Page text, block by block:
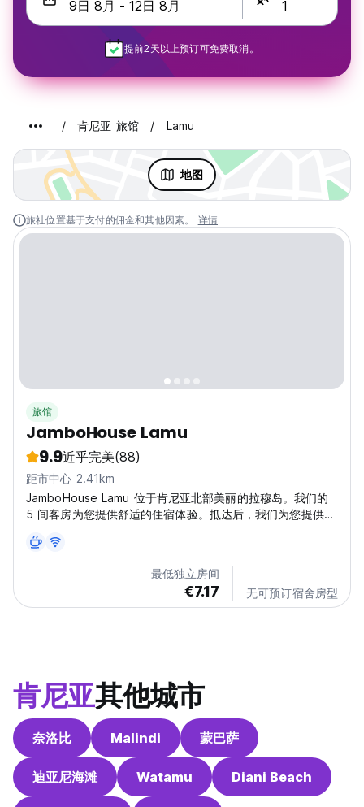
提前2天以上预订可免费取消。
肯尼亚 旅馆 Lamu
地图
旅社位置基于支付的佣金和其他因素。 详情
旅馆
JamboHouse Lamu
9.9近乎完美(88)
距市中心 2.41km
JamboHouse Lamu 位于肯尼亚北部美丽的拉穆岛。我们的
5 间客房为您提供舒适的住宿体验。抵达后，我们为您提供迎
最低独立房间
€7.17 无可预订宿舍房型
肯尼亚其他城市
奈洛比 Malindi 蒙巴萨
迪亚尼海滩 Watamu Diani Beach